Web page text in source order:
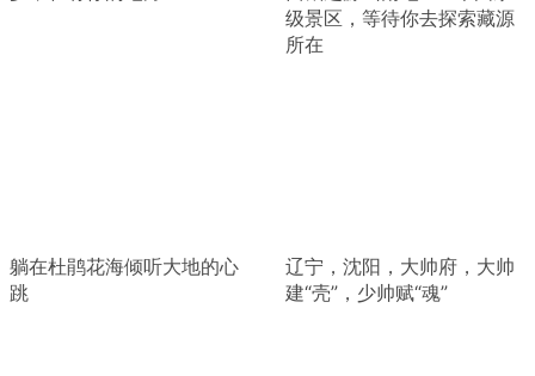
级景区，等待你去探索藏源
所在
躺在杜鹃花海倾听大地的心
跳
辽宁，沈阳，大帅府，大帅
建“壳”，少帅赋“魂”